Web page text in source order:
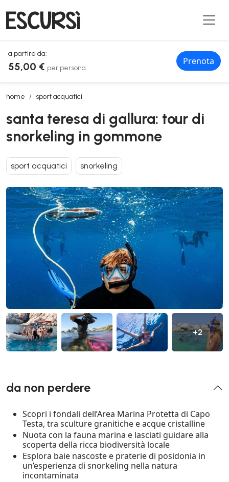
a partire da:
55,00 € per persona
Prenota
home sport acquatici
santa teresa di gallura: tour di snorkeling in gommone
santa teresa di gallura: tour di
snorkeling in gommone
sport acquatici snorkeling
+2
da non perdere
Scopri i fondali dell’Area Marina Protetta di Capo
Testa, tra sculture granitiche e acque cristalline
Nuota con la fauna marina e lasciati guidare alla
scoperta della ricca biodiversità locale
Esplora baie nascoste e praterie di posidonia in
un’esperienza di snorkeling nella natura
incontaminata